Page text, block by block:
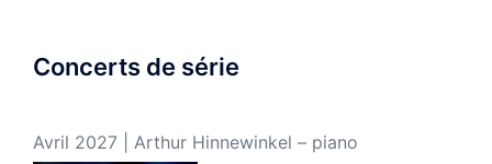
Concerts de série
Avril 2027 | Arthur Hinnewinkel – piano